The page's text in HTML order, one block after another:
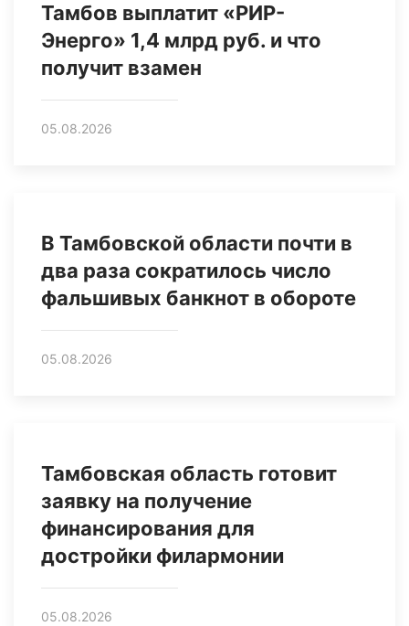
Тамбов выплатит «РИР-
Энерго» 1,4 млрд руб. и что
получит взамен
05.08.2026
В Тамбовской области почти в
два раза сократилось число
фальшивых банкнот в обороте
05.08.2026
Тамбовская область готовит
заявку на получение
финансирования для
достройки филармонии
05.08.2026